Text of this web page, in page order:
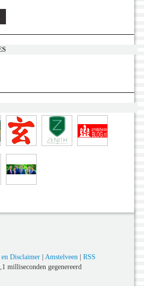
Disclaimer| Amstelveen| RSS
milliseconden gegenereerd